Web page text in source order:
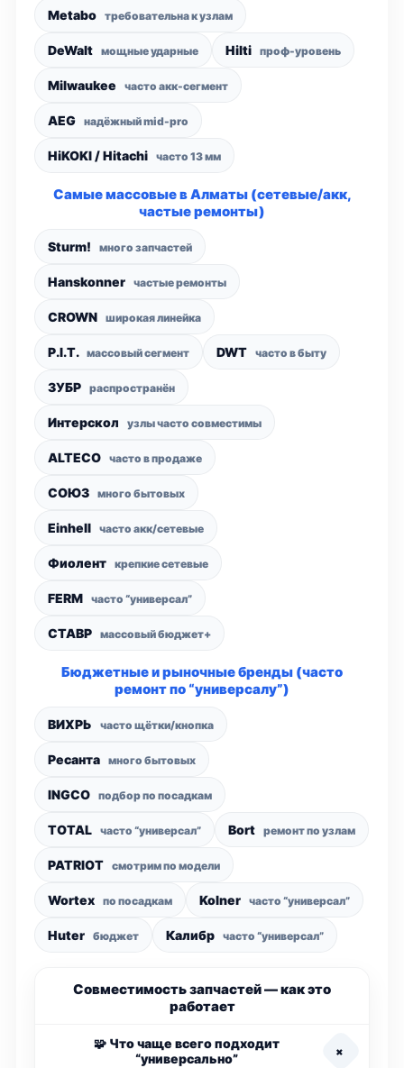
Metabo требовательна к узлам
DeWalt мощные ударные Hilti проф-уровень
Milwaukee часто акк-сегмент
AEG надёжный mid-pro
HiKOKI / Hitachi часто 13 мм
Самые массовые в Алматы (сетевые/акк,
частые ремонты)
Sturm! много запчастей
Hanskonner частые ремонты
CROWN широкая линейка
P.I.T. массовый сегмент DWT часто в быту
ЗУБР распространён
Интерскол узлы часто совместимы
ALTECO часто в продаже
СОЮЗ много бытовых
Einhell часто акк/сетевые
Фиолент крепкие сетевые
FERM часто “универсал”
СТАВР массовый бюджет+
Бюджетные и рыночные бренды (часто
ремонт по “универсалу”)
ВИХРЬ часто щётки/кнопка
Ресанта много бытовых
INGCO подбор по посадкам
TOTAL часто “универсал” Bort ремонт по узлам
PATRIOT смотрим по модели
Wortex по посадкам Kolner часто “универсал”
Huter бюджет Калибр часто “универсал”
Совместимость запчастей — как это
работает
🧩 Что чаще всего подходит
“универсально”
+